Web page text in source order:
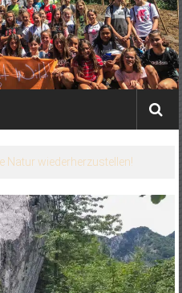
Ameisen und Insekten